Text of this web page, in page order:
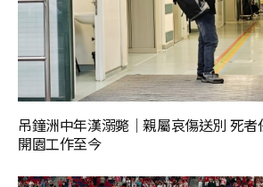
吊鐘洲中年漢溺斃｜親屬哀傷送別 死
開園工作至今